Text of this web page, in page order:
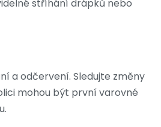
stříhání drápků nebo
a odčervení. Sledujte změny
mohou být první varovné